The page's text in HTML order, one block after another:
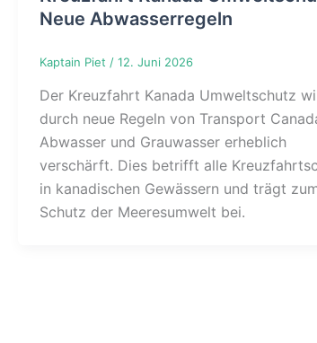
Neue Abwasserregeln
Kaptain Piet / 12. Juni 2026
Der Kreuzfahrt Kanada Umweltschutz
durch neue Regeln von Transport
Abwasser und Grauwasser erheblich
verschärft. Dies betrifft alle
in kanadischen Gewässern und trägt
Schutz der Meeresumwelt bei.